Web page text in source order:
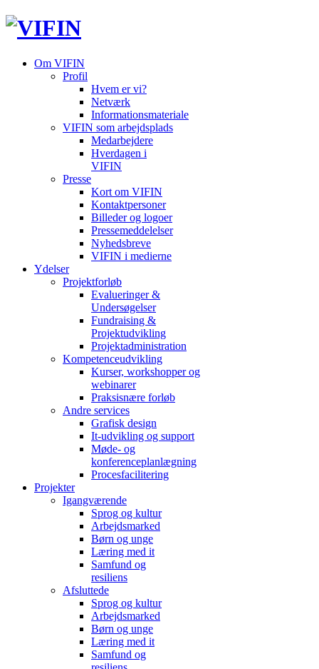
Om VIFIN
Profil
Hvem er vi?
Netværk
Informationsmateriale
VIFIN som arbejdsplads
Medarbejdere
Hverdagen i
VIFIN
Presse
Kort om VIFIN
Kontaktpersoner
Billeder og logoer
Pressemeddelelser
Nyhedsbreve
VIFIN i medierne
Ydelser
Projektforløb
Evalueringer &
Undersøgelser
Fundraising &
Projektudvikling
Projektadministration
Kompetenceudvikling
Kurser, workshopper og
webinarer
Praksisnære forløb
Andre services
Grafisk design
It-udvikling og support
Møde- og
konferenceplanlægning
Procesfacilitering
Projekter
Igangværende
Sprog og kultur
Arbejdsmarked
Børn og unge
Læring med it
Samfund og
resiliens
Afsluttede
Sprog og kultur
Arbejdsmarked
Børn og unge
Læring med it
Samfund og